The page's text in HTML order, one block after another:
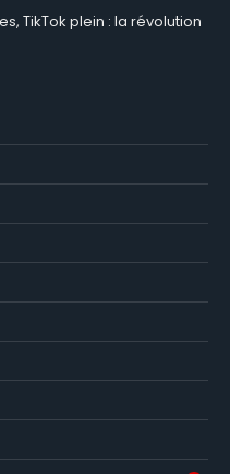
TikTok plein : la révolution